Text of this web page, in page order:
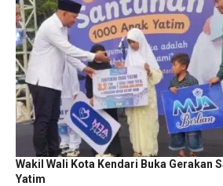
Wakil Wali Kota Kendari Buka Gerakan
Yatim